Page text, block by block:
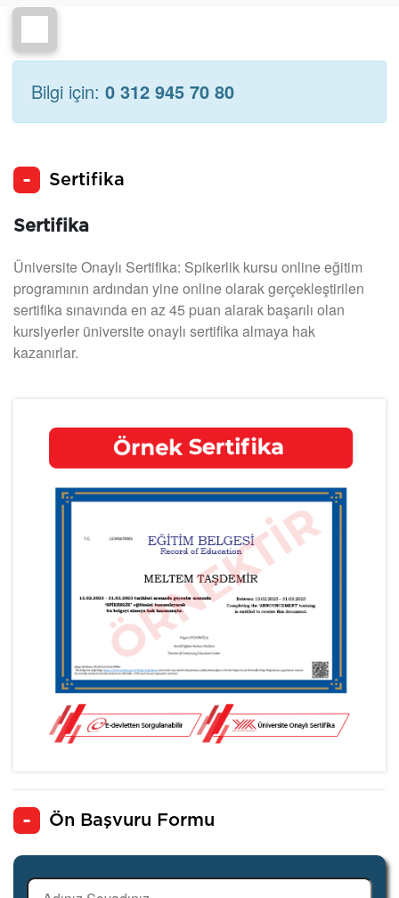
Bilgi için: 0 312 945 70 80
Sertifika
Sertifika
Üniversite Onaylı Sertifika: Spikerlik kursu online eğitim
programının ardından yine online olarak gerçekleştirilen
sertifika sınavında en az 45 puan alarak başarılı olan
kursiyerler üniversite onaylı sertifika almaya hak
kazanırlar.
Ön Başvuru Formu